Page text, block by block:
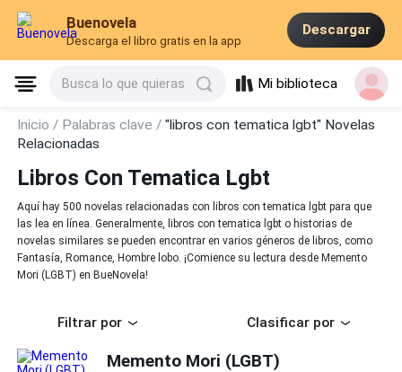
Buenovela
Descarga el libro gratis en la app
Descargar
Busca lo que quieras Mi biblioteca
Inicio / Palabras clave /"libros con tematica lgbt" Novelas
Relacionadas
Libros Con Tematica Lgbt
Aquí hay 500 novelas relacionadas con libros con tematica lgbt para que
las lea en línea. Generalmente, libros con tematica lgbt o historias de
novelas similares se pueden encontrar en varios géneros de libros, como
Fantasía, Romance, Hombre lobo. ¡Comience su lectura desde Memento
Mori (LGBT) en BueNovela!
Filtrar por Clasificar por
Memento Mori (LGBT)